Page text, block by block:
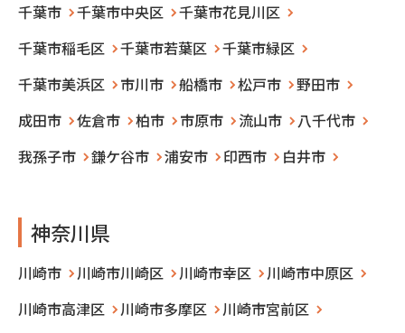
千葉市 千葉市中央区
千葉市花見川区
千葉市稲毛区
千葉市若葉区
千葉市緑区
千葉市美浜区
市川市 船橋市 松戸市
野田市
成田市
佐倉市 柏市 市原市 流山市
八千代市
我孫子市
鎌ケ谷市 浦安市 印西市 白井市
神奈川県
川崎市 川崎市川崎区 川崎市幸区
川崎市中原区
川崎市高津区
川崎市多摩区
川崎市宮前区